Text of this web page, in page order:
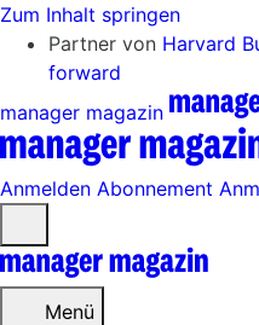
Zum Inhalt springen
Partner von Harvard
forward
manager magazin
Anmelden Abonnement
öffnen
Menü